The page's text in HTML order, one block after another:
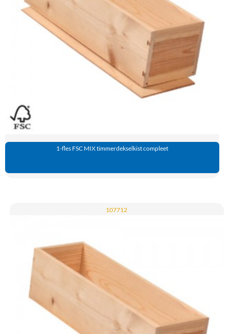
1-fles FSC MIX timmerdekselkist compleet
107712